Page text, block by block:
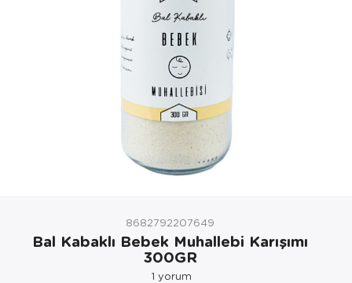
8682792207649
Bal Kabaklı Bebek Muhallebi Karışımı
300GR
1 yorum